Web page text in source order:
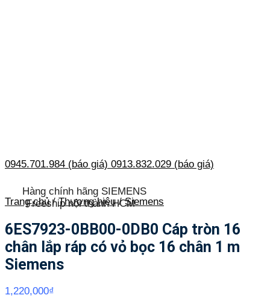
0945.701.984 (báo giá) 0913.832.029 (báo giá)
Hàng chính hãng SIEMENS
Freeship nội thành HCM
Trang chủ / Thương hiệu / Siemens
6ES7923-0BB00-0DB0 Cáp tròn 16
chân lắp ráp có vỏ bọc 16 chân 1 m
Siemens
1,220,000₫